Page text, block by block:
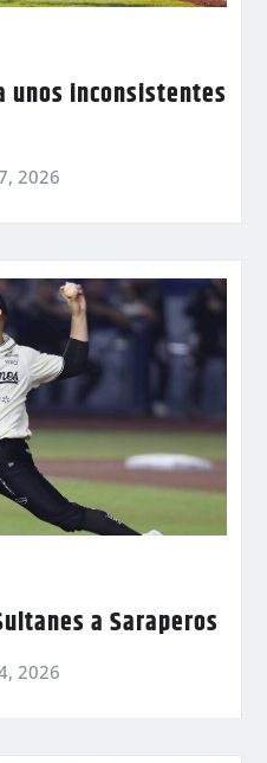
unos inconsistentes
2026
a Saraperos
2026